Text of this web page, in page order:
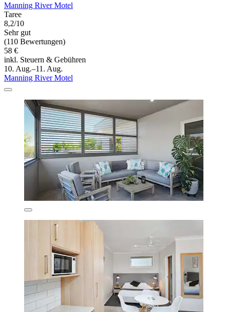
Manning River Motel
Taree
8,2/10
Sehr gut
(110 Bewertungen)
58 €
inkl. Steuern & Gebühren
10. Aug.–11. Aug.
Manning River Motel